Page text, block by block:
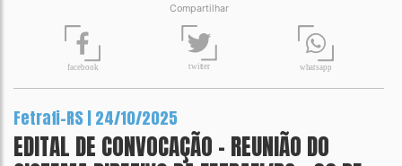
Compartilhar
facebook twitter whatsapp
Fetrafi-RS | 24/10/2025
EDITAL DE CONVOCAÇÃO - REUNIÃO DO